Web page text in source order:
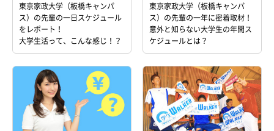
東京家政大学（板橋キャンパ
ス）の先輩の一日スケジュール
をレポート！
大学生活って、こんな感じ！？
東京家政大学（板橋キャンパ
ス）の先輩の一年に密着取材！
意外と知らない大学生の年間ス
ケジュールとは？